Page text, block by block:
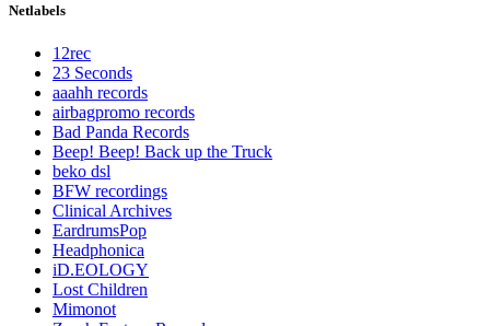
Netlabels
12rec
23 Seconds
aaahh records
airbagpromo records
Bad Panda Records
Beep! Beep! Back up the Truck
beko dsl
BFW recordings
Clinical Archives
EardrumsPop
Headphonica
iD.EOLOGY
Lost Children
Mimonot